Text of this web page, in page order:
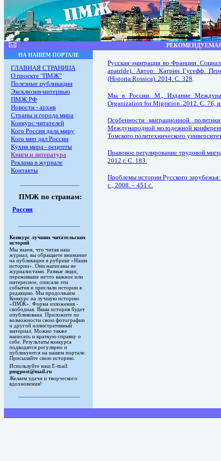
НА НАШЕМ ПОРТАЛЕ
ГЛАВНАЯ СТРАНИЦА
О проекте "ПМЖ"
Полезные публикации
Эксклюзив-интервью
ПМЖ.РФ
Новости - архив
Страны и города мира
Конкурс читателей
Кого Россия дала миру
Кого мир дал России
Кухня мира - рецепты
Книги и литература
Реклама в журнале
Контакты
ПМЖ по странам:
Россия
Конкурс лучших читательских
историй
Мы знаем, что читая наш
журнал, вы обращаете внимание
на публикации в рубрике «Наши
истории». Они написаны не
журналистами. Разные люди,
пережившие нечто важное или
интересное, описали эти
события и прислали истории в
редакцию. Мы продолжаем
Конкурс на лучшую историю
«ПМЖ». Форма изложения -
свободная. Ваша история будет
опубликована. Приложите по
возможности свою фотографии
и другой иллюстративный
материал. Можно также
написать и краткую справку о
себе. Результаты конкурса
подводятся регулярно и
публикуются на нашем портале.
Присылайте свою историю.
Используйте наш E-mail:
pmgpost@mail.ru
Желаем удачи и творческого
вдохновения!
Русская эмиграция во Франции.
apatride). Автор: Катрин Гусефф.
(Historia Rossica). 2014. С. 328.
Мы в России. М., Издание
Organization for Migration. 2012. С. 76,
Особенности миграционной
Международной молодежной
Томского политехнического
Правовое регулирование трудовой
2012 г. С. 183.
Проблемы истории Русского
с., 2008. – 451 с.